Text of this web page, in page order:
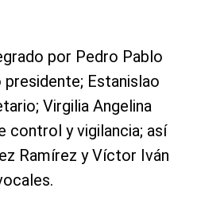
por Pedro Pablo
Estanislao
Virgilia Angelina
control y vigilancia; así
Ramírez y Víctor Iván